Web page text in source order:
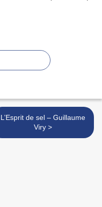
L’Esprit de sel – Guillaume
Viry >